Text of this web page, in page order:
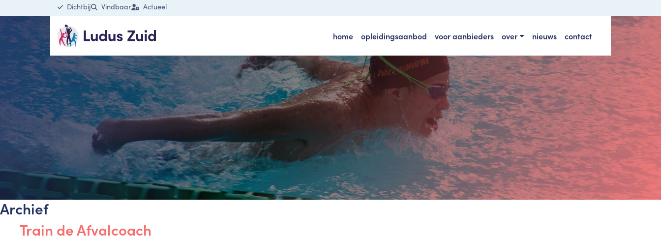
Dichtbij Vindbaar Actueel
home opleidingsaanbod voor aanbieders over nieuws contact
Archief
Train de Afvalcoach